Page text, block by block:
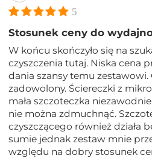
5
Stosunek ceny do
W końcu skończyło się na
czyszczenia tutaj. Niska cena
dania szansy temu
zadowolony. Ściereczki z
mała szczoteczka
nie można zdmuchnąć.
czyszczącego również działa
sumie jednak zestaw mnie
względu na dobry stosunek